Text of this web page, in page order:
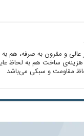
عالی و مقرون به صرفه، هم
هزینه‌ی ساخت هم به لحاظ
مقاومت و سبکی می‌باشد